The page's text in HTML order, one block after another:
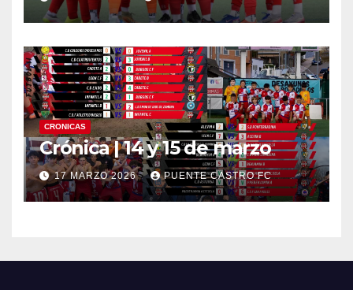
CRONICAS
Crónica | 14 y 15 de marzo
17 MARZO 2026 PUENTE CASTRO FC